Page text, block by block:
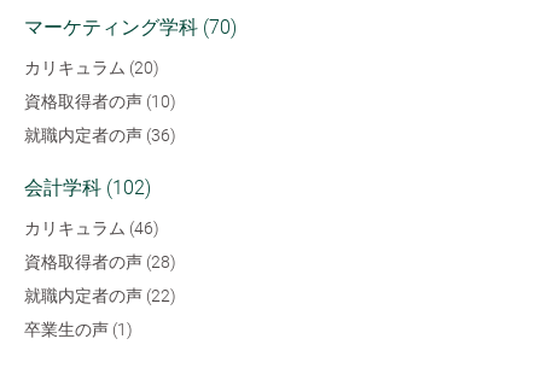
マーケティング学科 (70)
カリキュラム (20)
資格取得者の声 (10)
就職内定者の声 (36)
会計学科 (102)
カリキュラム (46)
資格取得者の声 (28)
就職内定者の声 (22)
卒業生の声 (1)